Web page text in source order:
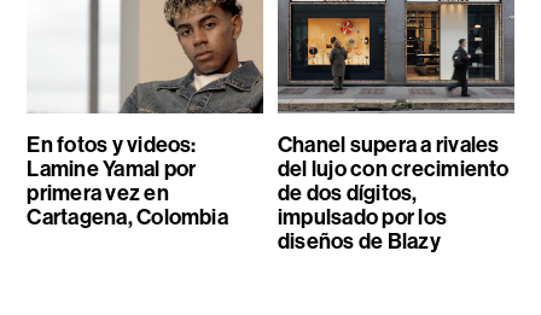
En fotos y videos:
Lamine Yamal por
primera vez en
Cartagena, Colombia
Chanel supera a rivales
del lujo con crecimiento
de dos dígitos,
impulsado por los
diseños de Blazy